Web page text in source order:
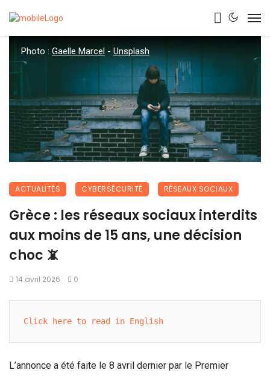
Photo : Gaelle Marcel - Unsplash
ACTUALITÉS CYBERSÉCURITÉ RÉSEAUX SOCIAUX
Grèce : les réseaux sociaux interdits
aux moins de 15 ans, une décision
choc 📵
14 avril 2026 0
Click here to read in English
L’annonce a été faite le 8 avril dernier par le Premier